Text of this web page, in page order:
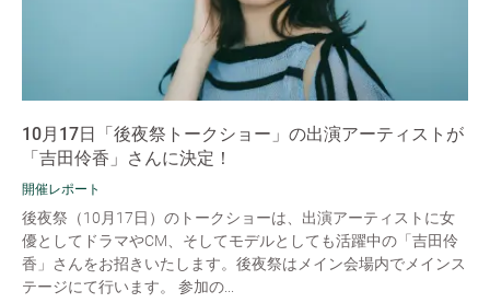
10月17日「後夜祭トークショー」の出演アーティストが
「吉田伶香」さんに決定！
開催レポート
後夜祭（10月17日）のトークショーは、出演アーティストに女
優としてドラマやCM、そしてモデルとしても活躍中の「吉田伶
香」さんをお招きいたします。後夜祭はメイン会場内でメインス
テージにて行います。 参加の...